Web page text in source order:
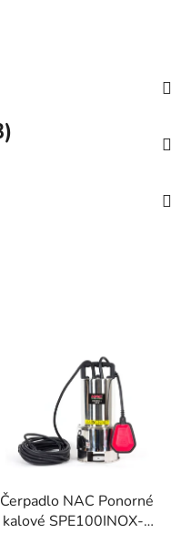
Čerpadlo NAC Ponorné
kalové SPE100INOX-L